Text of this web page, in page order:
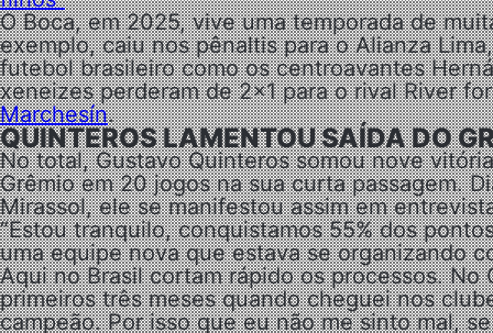
O Boca, em 2025, vive uma temporada de
exemplo, caiu nos pênaltis para o Alianza
futebol brasileiro como os centroavantes
xeneizes perderam de 2×1 para o rival River
Marchesín.
QUINTEROS LAMENTOU SAÍDA DO
No total, Gustavo Quinteros somou nove
Grêmio em 20 jogos na sua curta passagem.
Mirassol, ele se manifestou assim em
“Estou tranquilo, conquistamos 55% dos
uma equipe nova que estava se organizando
Aqui no Brasil cortam rápido os processos.
primeiros três meses quando cheguei nos
campeão. Por isso que eu não me sinto mal,